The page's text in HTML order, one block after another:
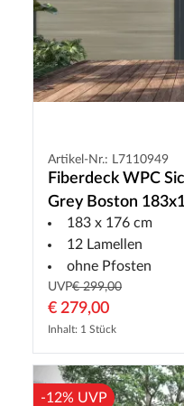
Artikel-Nr.: L7110949
Fiberdeck WPC
Grey Boston
183 x 176 cm
12 Lamellen
ohne Pfosten
UVP€ 299,00
€ 279,00
Inhalt: 1 Stück
-12% UVP